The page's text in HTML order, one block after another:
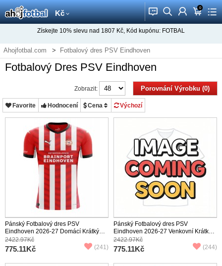
Kč 󰂱 󰂨 󰃳 0
󰃦 󰃖
Získejte 10% slevu nad 1807 Kč, Kód kupónu: FOTBAL
Ahojfotbal.com Fotbalový dres PSV Eindhoven
Fotbalový Dres PSV Eindhoven
Porovnání Výrobku (0)
Zobrazit:
Favorite Hodnocení Cena Výchozí
Pánský Fotbalový dres PSV
Eindhoven 2026-27 Domácí Krátký
Rukáv
2422.97Kč
775.11Kč (241)
Pánský Fotbalový dres PSV
Eindhoven 2026-27 Venkovní Krátký
Rukáv
2422.97Kč
775.11Kč (244)